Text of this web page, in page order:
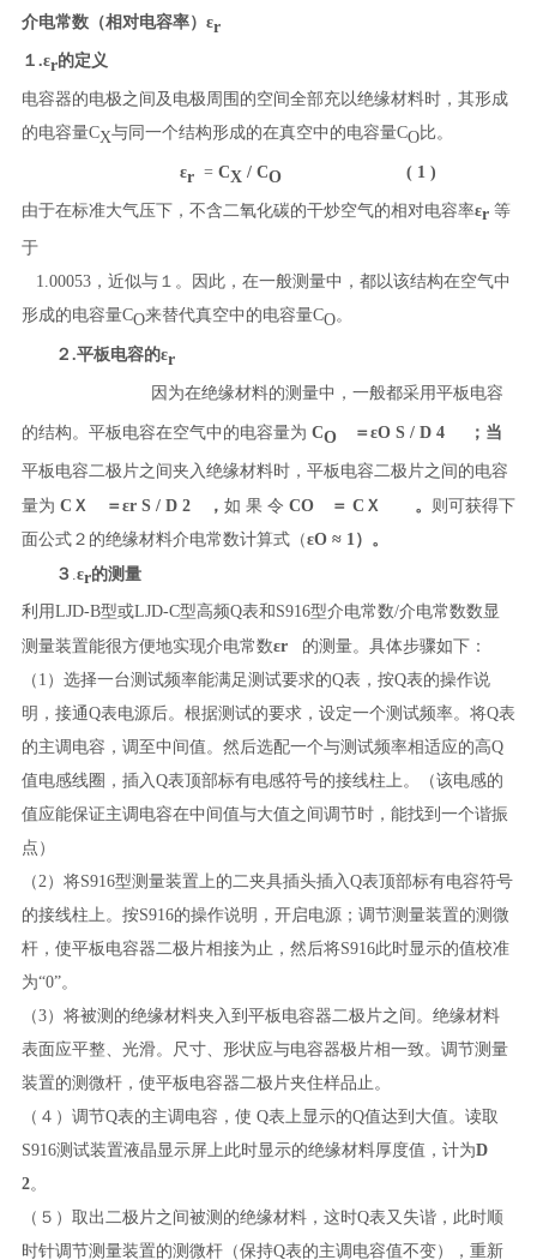
介电常数（相对电容率） εr
１.εr的定义
电容器的电极之间及电极周围的空间全部充以绝缘材料时，其形成
的电容量CX与同一个结构形成的在真空中的电容量CO比。
εr = CX / CO ( 1 )
由于在标准大气压下，不含二氧化碳的干炒空气的相对电容率εr 等
于
1.00053，近似与１。因此，在一般测量中，都以该结构在空气中
形成的电容量CO来替代真空中的电容量CO。
２.平板电容的εr
因为在绝缘材料的测量中，一般都采用平板电容
的结构。平板电容在空气中的电容量为 CO＝εO S / D 4 ；当
平板电容 二极片之间夹入绝缘材料时， 平板电容 二极片之间的电容
量为 C Ｘ ＝εr S / D 2 ， 如 果 令 CO ＝ C Ｘ 。 则可获得下
面公式２的绝缘材料介电常数计算式（εO ≈ 1）。
３ εr的测量
利用LJD-B型或LJD-C型高频Q表和S916型介电常数/介电常数数显
测量装置能很方便地实现介电常数εr
的测量。具体步骤如下：
（1）选择一台测试频率能满足测试要求的Q表，按Q表的操作说
明，接通Q表电源后。根据测试的要求，设定一个测试频率。将Q表
的主调电容，调至中间值。然后选配一个与测试频率相适应的高Q
值电感线圈 ，插入Q表顶部标有电感符号的接线柱上。（该电感的
值应能保证主调电容在中间值与大值之间调节时，能找到一个谐振
点）
（2）将S916型测量装置上的二夹具插头插入Q表顶部标有电容符号
的接线柱上。按S916的操作说明，开启电源；调节测量装置的测微
杆，使平板电容器二极片相接为止，然后将S916此时显示的值校准
为“0”。
（3）将被测的绝缘材料夹入到平板电容器二极片之间。绝缘材料
表面应平整、光滑。尺寸、形状应与电容器极片相一致。调节测量
装置的测微杆，使平板电容器二极片夹住样品止。
（４）调节Q表的主调电容，使 Q表上显示的Q值达到大值。读取
S916测试装置液晶显示屏上此时显示的绝缘材料厚度值，计为D
2。
（５）取出二极片之间被测的绝缘材料， 这时Q表又失谐， 此时顺
时针调节测量装置的测微杆（保持Q表的主调电容值不变），重新